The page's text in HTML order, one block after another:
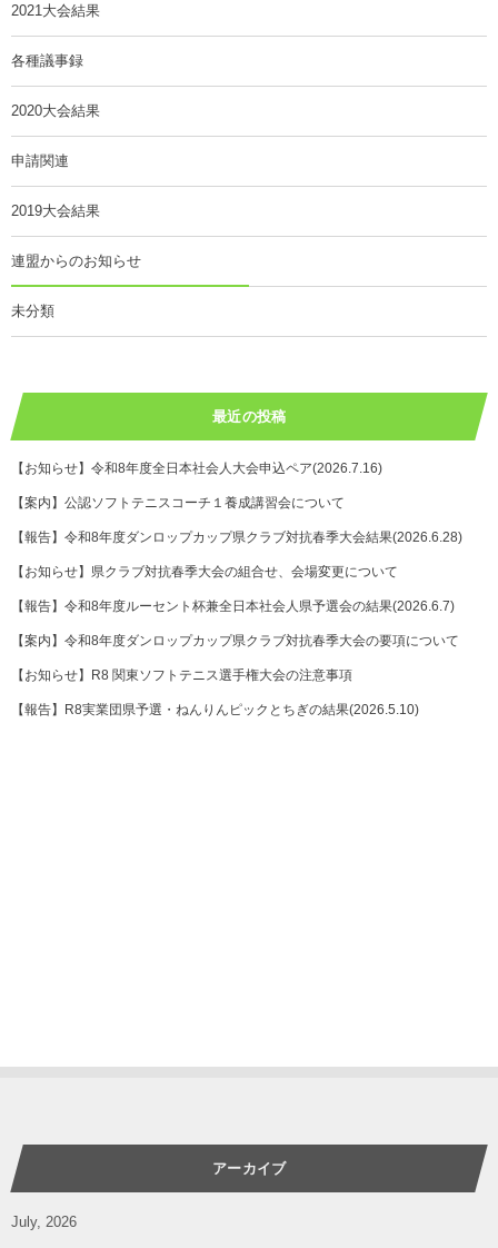
2021大会結果
各種議事録
2020大会結果
申請関連
2019大会結果
連盟からのお知らせ
未分類
最近の投稿
【お知らせ】令和8年度全日本社会人大会申込ペア(2026.7.16)
【案内】公認ソフトテニスコーチ１養成講習会について
【報告】令和8年度ダンロップカップ県クラブ対抗春季大会結果(2026.6.28)
【お知らせ】県クラブ対抗春季大会の組合せ、会場変更について
【報告】令和8年度ルーセント杯兼全日本社会人県予選会の結果(2026.6.7)
【案内】令和8年度ダンロップカップ県クラブ対抗春季大会の要項について
【お知らせ】R8 関東ソフトテニス選手権大会の注意事項
【報告】R8実業団県予選・ねんりんピックとちぎの結果(2026.5.10)
アーカイブ
July, 2026